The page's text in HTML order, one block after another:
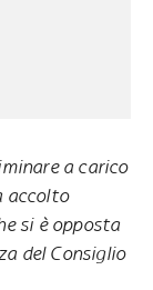
a carico
accolto
si è opposta
del Consiglio